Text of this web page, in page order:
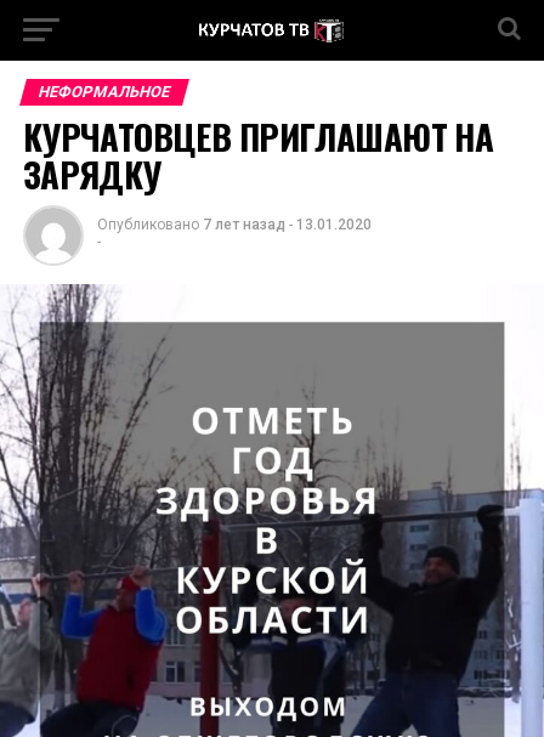
НЕФОРМАЛЬНОЕ
КУРЧАТОВЦЕВ ПРИГЛАШАЮТ НА
ЗАРЯДКУ
Опубликовано 7 лет назад - 13.01.2020
-